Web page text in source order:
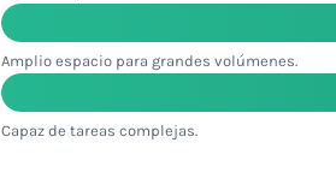
Amplio espacio para grandes volúmenes.
Capaz de tareas complejas.